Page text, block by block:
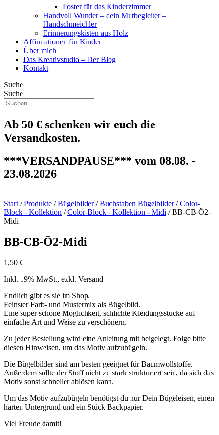
Poster für das Kinderzimmer
Handvoll Wunder – dein Mutbegleiter –
Handschmeichler
Erinnerungskisten aus Holz
Affirmationen für Kinder
Über mich
Das Kreativstudio – Der Blog
Kontakt
Suche
Suche
Ab 50 € schenken wir euch die
Versandkosten.
***VERSANDPAUSE*** vom 08.08. -
23.08.2026
Start /Produkte /Bügelbilder/Buchstaben Bügelbilder/Color-
Block - Kollektion /Color-Block - Kollektion - Midi / BB-CB-Ö2-
Midi
BB-CB-Ö2-Midi
1,50 €
Inkl. 19% MwSt., exkl. Versand
Endlich gibt es sie im Shop.
Feinster Farb- und Mustermix als Bügelbild.
Eine super schöne Möglichkeit, schlichte Kleidungsstücke auf
einfache Art und Weise zu verschönern.
Zu jeder Bestellung wird eine Anleitung mit beigelegt. Folge bitte
diesen Hinweisen, um das Motiv aufzubügeln.
Die Bügelbilder sind am besten geeignet für Baumwollstoffe.
Außerdem sollte der Stoff nicht zu stark strukturiert sein, da sich das
Motiv sonst schneller ablösen kann.
Um das Motiv aufzubügeln benötigst du nur Dein Bügeleisen, einen
harten Untergrund und ein Stück Backpapier.
Viel Freude damit!